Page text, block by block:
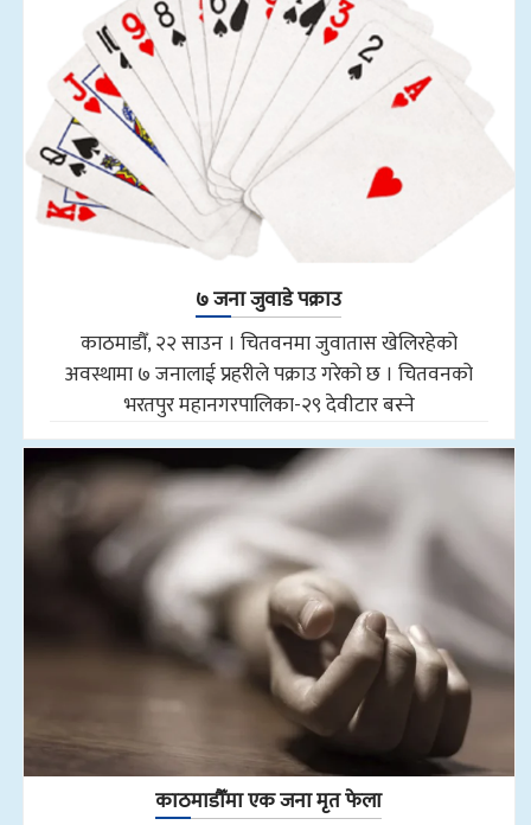
७ जना जुवाडे पक्राउ
काठमाडौँ, २२ साउन । चितवनमा जुवातास खेलिरहेको
अवस्थामा ७ जनालाई प्रहरीले पक्राउ गरेको छ । चितवनको
भरतपुर महानगरपालिका-२९ देवीटार बस्ने
काठमाडौँमा एक जना मृत फेला